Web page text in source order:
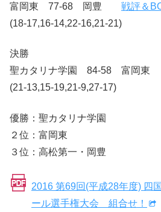
富岡東 77-68 岡豊 戦評＆
(18-17,16-14,22-16,21-21)
決勝
聖カタリナ学園 84-58 富岡
(21-13,15-19,21-9,27-17)
優勝：聖カタリナ学園
２位：富岡東
３位：高松第一・岡豊
2016 第69回(平成28年度) 四
ール選手権大会 組合せ！